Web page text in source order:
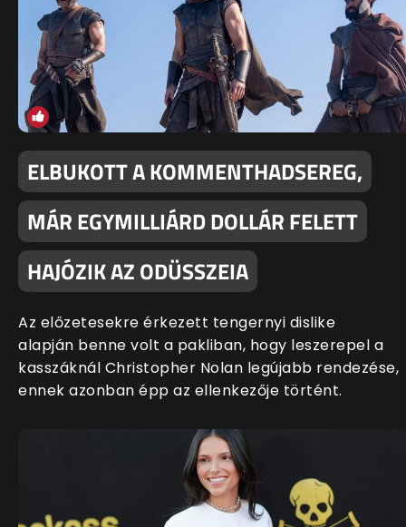
ELBUKOTT A KOMMENTHADSEREG,
MÁR EGYMILLIÁRD DOLLÁR FELETT
HAJÓZIK AZ ODÜSSZEIA
Az előzetesekre érkezett tengernyi dislike
alapján benne volt a pakliban, hogy leszerepel a
kasszáknál Christopher Nolan legújabb rendezése,
ennek azonban épp az ellenkezője történt.